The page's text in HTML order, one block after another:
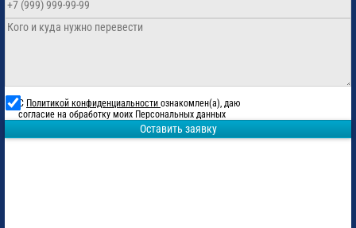
С Политикой конфиденциальности ознакомлен(а), даю
согласие на обработку моих Персональных данных
Оставить заявку